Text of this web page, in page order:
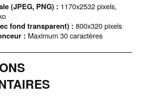
(JPEG, PNG) : 1170x2532 pixels,
fond transparent) : 800x320 pixels
: Maximum 30 caractères